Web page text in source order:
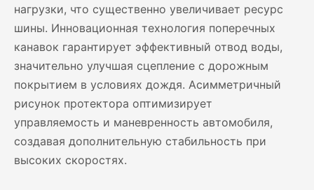
нагрузки, что существенно увеличивает ресурс
шины. Инновационная технология поперечных
канавок гарантирует эффективный отвод воды,
значительно улучшая сцепление с дорожным
покрытием в условиях дождя. Асимметричный
рисунок протектора оптимизирует
управляемость и маневренность автомобиля,
создавая дополнительную стабильность при
высоких скоростях.